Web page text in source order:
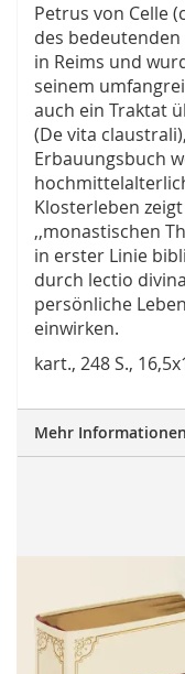
Petrus von Celle
des
in Reims und
seinem
auch ein Traktat
(De vita
Erbauungsbuch
Klosterleben
,,monastischen
in erster Linie
durch lectio
persönliche
einwirken.
kart., 248 S.,
Mehr Informationen